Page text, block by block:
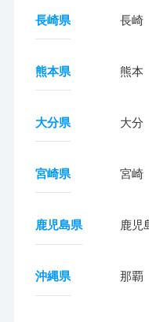
長崎県 長崎
熊本県 熊本
大分県 大分
宮崎県 宮崎
鹿児島県 鹿児
沖縄県 那覇